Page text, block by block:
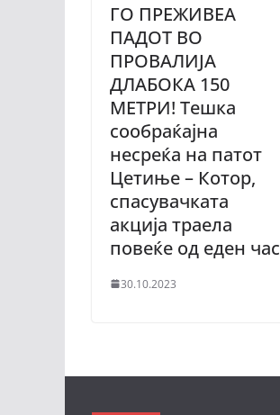
ГО ПРЕЖИВЕА
ПАДОТ ВО
ПРОВАЛИЈА
ДЛАБОКА 150
МЕТРИ! Тешка
сообраќајна
несреќа на патот
Цетиње – Котор,
спасувачката
акција траела
повеќе од еден час
30.10.2023